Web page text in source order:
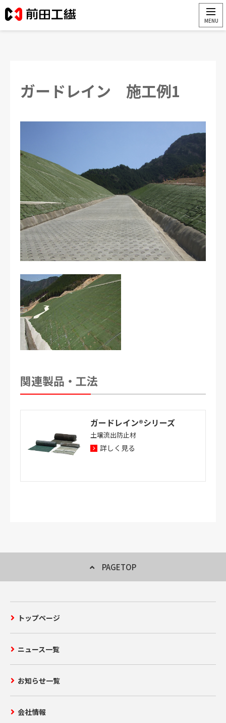
ガードレイン 施工例1
関連製品・工法
ガードレイン®シリーズ
土壌流出防止材
詳しく見る
PAGETOP
トップページ
ニュース一覧
お知らせ一覧
会社情報